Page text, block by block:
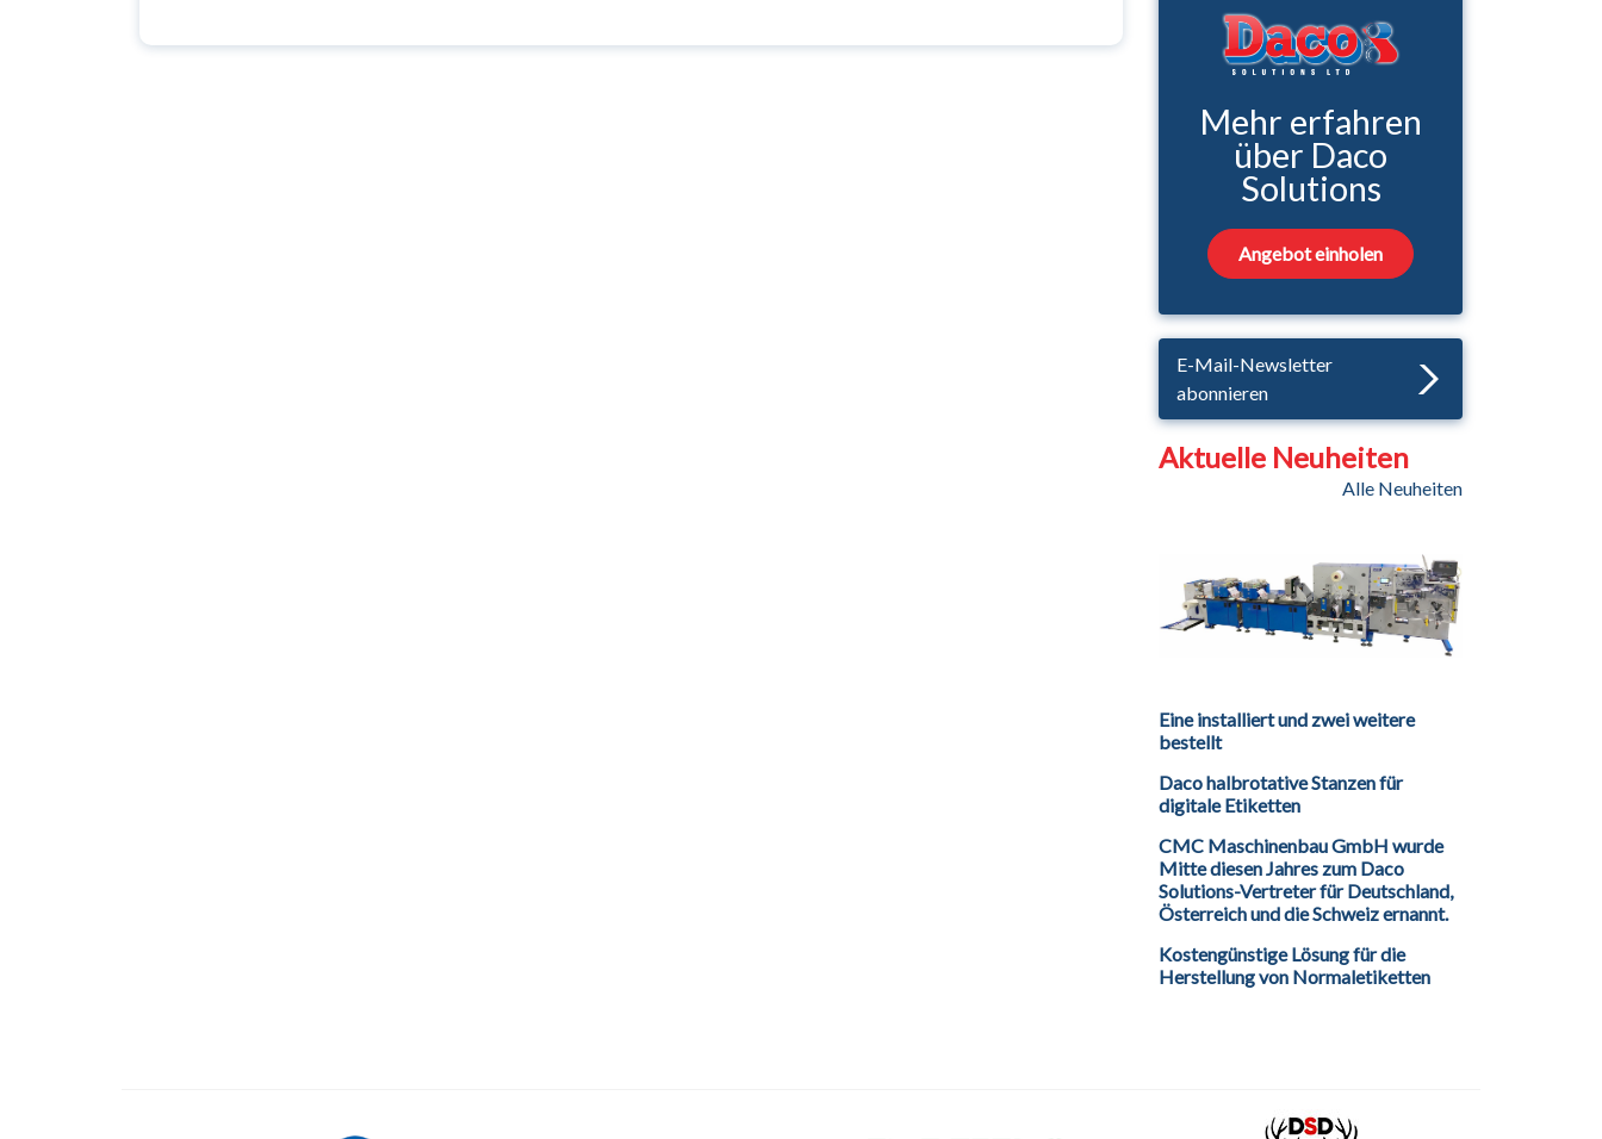
Mehr erfahren
über Daco
Solutions
Angebot einholen
E-Mail-Newsletter
abonnieren
Aktuelle Neuheiten
Alle Neuheiten
Eine installiert und zwei weitere
bestellt
Daco halbrotative Stanzen für
digitale Etiketten
CMC Maschinenbau GmbH wurde
Mitte diesen Jahres zum Daco
Solutions-Vertreter für Deutschland,
Österreich und die Schweiz ernannt.
Kostengünstige Lösung für die
Herstellung von Normaletiketten